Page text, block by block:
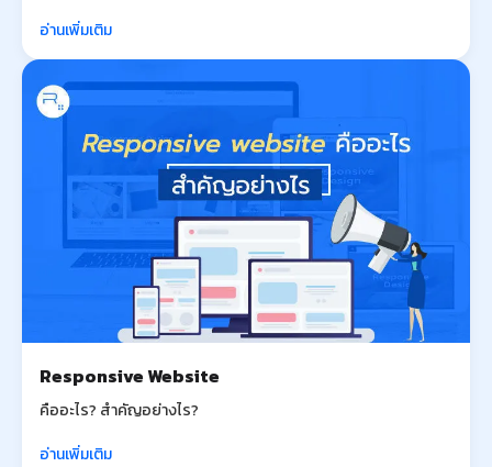
อ่านเพิ่มเติม
Responsive Website
คืออะไร? สำคัญอย่างไร?
อ่านเพิ่มเติม